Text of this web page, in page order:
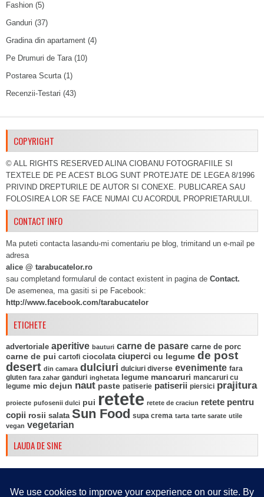
Fashion (5)
Ganduri (37)
Gradina din apartament (4)
Pe Drumuri de Tara(10)
Postarea Scurta(1)
Recenzii-Testari (43)
COPYRIGHT
© ALL RIGHTS RESERVED ALINA CIOBANU FOTOGRAFIILE SI
TEXTELE DE PE ACEST BLOG SUNT PROTEJATE DE LEGEA 8/1996
PRIVIND DREPTURILE DE AUTOR SI CONEXE. PUBLICAREA SAU
FOLOSIREA LOR SE FACE NUMAI CU ACORDUL PROPRIETARULUI.
CONTACT INFO
Ma puteti contacta lasandu-mi comentariu pe blog, trimitand un e-mail pe
adresa
alice @ tarabucatelor.ro
sau completand formularul de contact existent in pagina de Contact.
De asemenea, ma gasiti si pe Facebook:
http://www.facebook.com/tarabucatelor
ETICHETE
advertoriale aperitive bauturi carne de pasare carne de porc
carne de pui cartofi ciocolata ciuperci cu legume de post
desert din camara dulciuri dulciuri diverse evenimente fara
gluten fara zahar ganduri inghetata legume mancaruri mancaruri cu
legume mic dejun naut paste patiserie patiserii piersici prajitura
proiecte pufosenii dulci pui retete retete de craciun retete pentru
copii rosii salata Sun Food supa crema tarta tarte sarate utile
vegan vegetarian
LAUDA DE SINE